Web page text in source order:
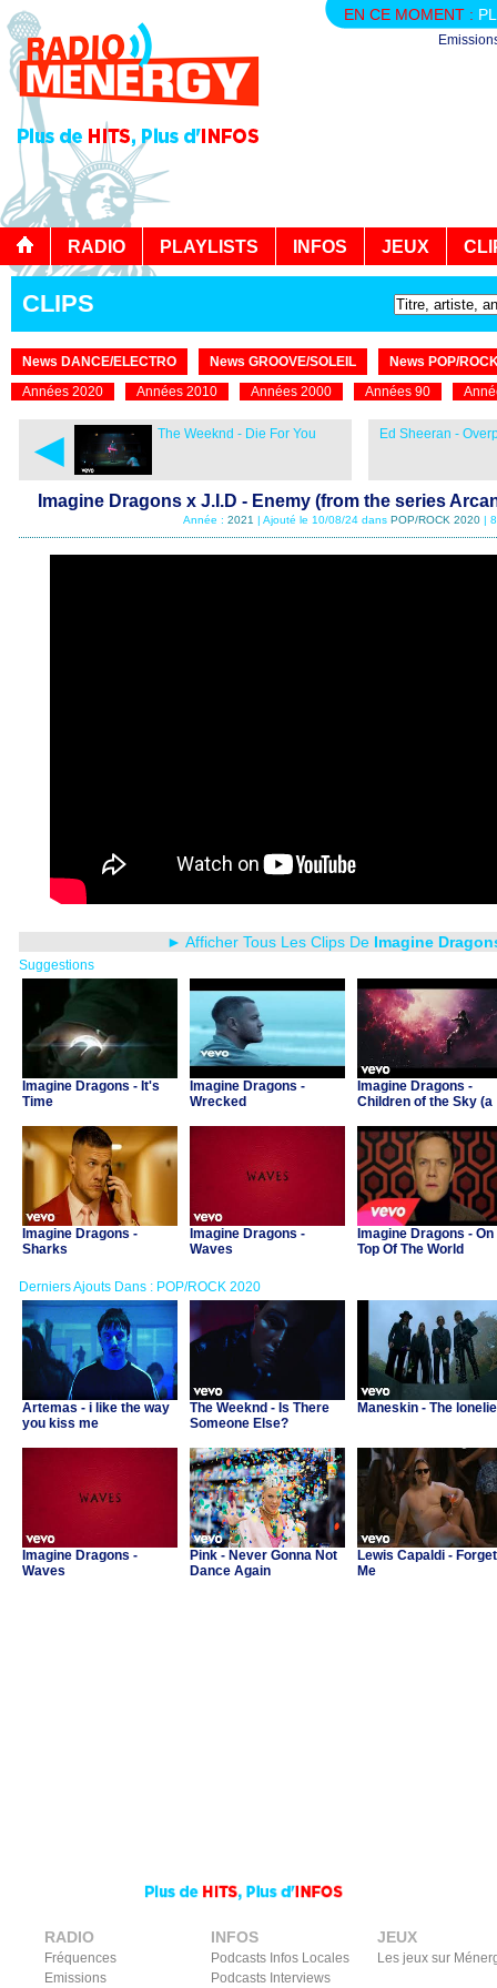
EN CE MOMENT :
RADIO PLAYLISTS INFOS JEUX
CLIPS
News DANCE/ELECTRO News GROOVE/SOLEIL
News POP/
Années 2020
Années 2010 Années 2000 Années 90
◄ The Weeknd - Die For You Ed Sheeran -
Imagine Dragons x J.I.D - Enemy (from the series
Année : 2021 | Ajouté le 10/08/24 dans POP/ROCK 2020|
► Afficher Tous Les Clips De Imagine
Suggestions
Imagine Dragons - It's
Time
Imagine Dragons -
Wrecked
Imagine Dragons -
Children of the Sky (a
Imagine Dragons -
Sharks
Imagine Dragons -
Waves
Imagine Dragons - On
Top Of The World
Derniers Ajouts Dans : POP/ROCK 2020
Artemas - i like the way
you kiss me
The Weeknd - Is There
Someone Else?
Maneskin - The
Imagine Dragons -
Waves
Pink - Never Gonna Not
Dance Again
Lewis Capaldi - Forget
Me
RADIO
Fréquences
Emissions
INFOS
Podcasts Infos Locales
Podcasts Interviews
JEUX
Les jeux sur